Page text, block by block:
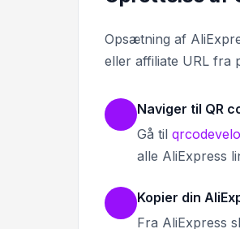
Opsætning af
eller affiliate URL fra
Naviger til QR
Gå til
alle AliExpress
Kopier din
Fra AliExpress